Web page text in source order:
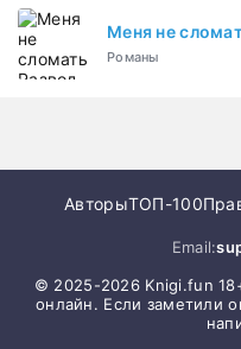
Меня не
Романы
АвторыТОП-100
Email:
© 2025-2026 Knigi.fun
онлайн. Если заметили